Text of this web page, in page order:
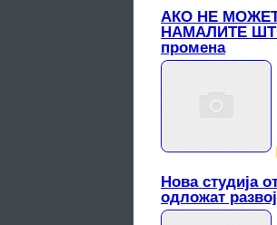
АКО НЕ
НАМАЛИТЕ
промена
Нова студија
одложат